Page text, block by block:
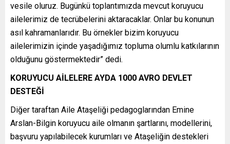
vesile oluruz. Bugünkü toplantımızda mevcut koruyucu
ailelerimiz de tecrübelerini aktaracaklar. Onlar bu konunun
asıl kahramanlarıdır. Bu örnekler bizim koruyucu
ailelerimizin içinde yaşadığımız topluma olumlu katkılarının
olduğunu göstermektedir” dedi.
KORUYUCU AİLELERE AYDA 1000 AVRO DEVLET
DESTEĞİ
Diğer taraftan Aile Ataşeliği pedagoglarından Emine
Arslan-Bilgin koruyucu aile olmanın şartlarını, modellerini,
başvuru yapılabilecek kurumları ve Ataşeliğin destekleri